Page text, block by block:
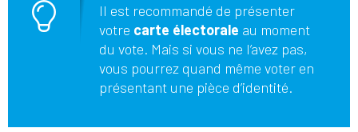
Il est recommandé de présenter
votre carte électorale au moment
du vote. Mais si vous ne l’avez pas,
vous pourrez quand même voter en
présentant une pièce d’identité.